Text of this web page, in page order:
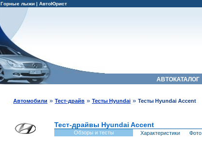
Горные лыжи | АвтоЮрист
АВТОКАТАЛОГ
Автомобили » Тест-драйв » Тесты Hyundai » Тесты Hyundai Accent
Тест-драйвы Hyundai Accent
Обзоры и тесты Характеристики Фото